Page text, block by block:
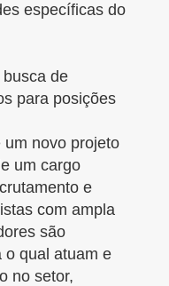
específicas do
de
para posições
um novo projeto
um cargo
e
com ampla
são
o qual atuam e
no setor,